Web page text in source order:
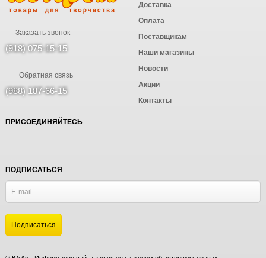
Заказать звонок
(918) 075-15-15
Обратная связь
(988) 187-66-15
Доставка
Оплата
Поставщикам
Наши магазины
Новости
Акции
Контакты
ПРИСОЕДИНЯЙТЕСЬ
ПОДПИСАТЬСЯ